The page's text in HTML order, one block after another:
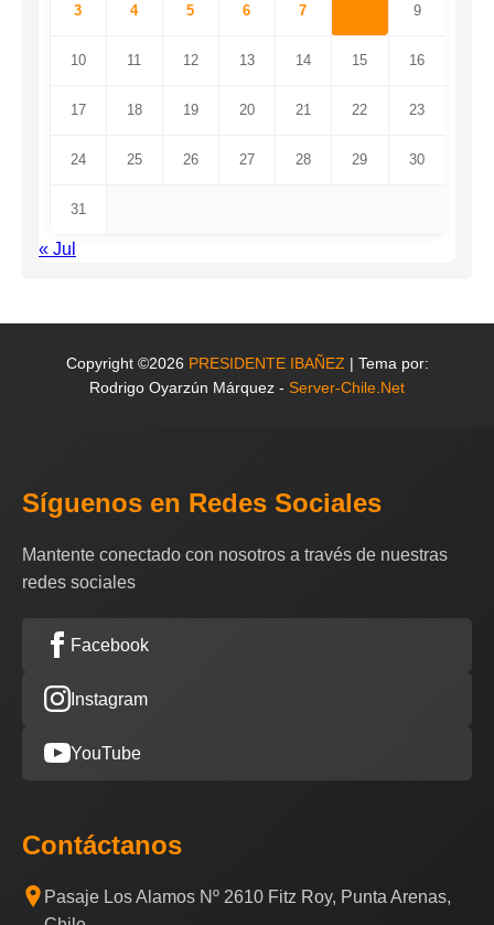
3 4 5 6 7 9
10 11 12 13 14 15 16
17 18 19 20 21 22 23
24 25 26 27 28 29 30
31
« Jul
Copyright ©2026 PRESIDENTE IBAÑEZ | Tema por:
Rodrigo Oyarzún Márquez - Server-Chile.Net
Síguenos en Redes Sociales
Mantente conectado con nosotros a través de nuestras
redes sociales
Facebook
Instagram
YouTube
Contáctanos
Pasaje Los Alamos Nº 2610 Fitz Roy, Punta Arenas,